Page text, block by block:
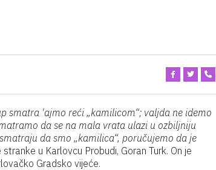
smatra 'ajmo reći „kamilicom“; valjda ne idemo
da se na mala vrata ulazi u ozbiljniju
da smo „kamilica“, poručujemo da je
u Karlovcu Probudi, Goran Turk. On je
Gradsko vijeće.